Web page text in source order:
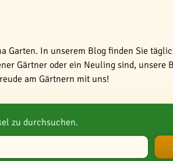
Garten. In unserem Blog finden Sie
Gärtner oder ein Neuling sind, unsere
am Gärtnern mit uns!
zu durchsuchen.